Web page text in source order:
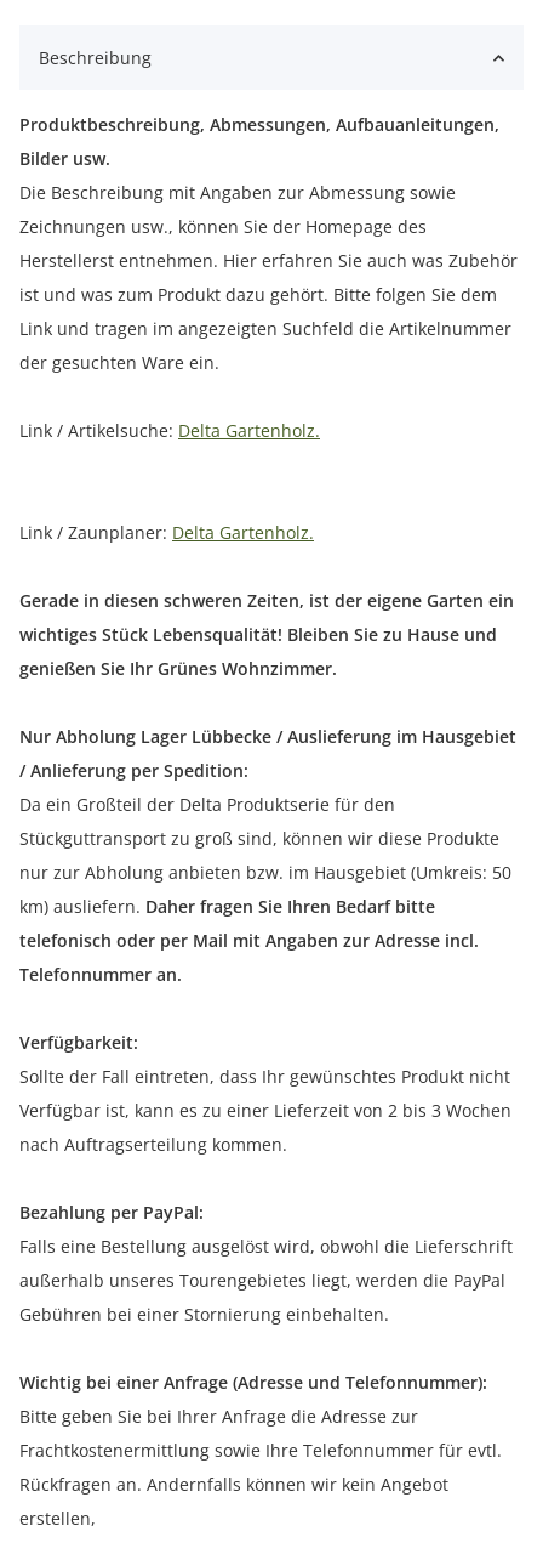
Beschreibung
Produktbeschreibung, Abmessungen, Aufbauanleitungen,
Bilder usw.
Die Beschreibung mit Angaben zur Abmessung sowie
Zeichnungen usw., können Sie der Homepage des
Herstellerst entnehmen. Hier erfahren Sie auch was Zubehör
ist und was zum Produkt dazu gehört. Bitte folgen Sie dem
Link und tragen im angezeigten Suchfeld die Artikelnummer
der gesuchten Ware ein.
Link / Artikelsuche: Delta Gartenholz.
Link / Zaunplaner: Delta Gartenholz.
Gerade in diesen schweren Zeiten, ist der eigene Garten ein
wichtiges Stück Lebensqualität! Bleiben Sie zu Hause und
genießen Sie Ihr Grünes Wohnzimmer.
Nur Abholung Lager Lübbecke / Auslieferung im Hausgebiet
/ Anlieferung per Spedition:
Da ein Großteil der Delta Produktserie für den
Stückguttransport zu groß sind, können wir diese Produkte
nur zur Abholung anbieten bzw. im Hausgebiet (Umkreis: 50
km) ausliefern. Daher fragen Sie Ihren Bedarf bitte
telefonisch oder per Mail mit Angaben zur Adresse incl.
Telefonnummer an.
Verfügbarkeit:
Sollte der Fall eintreten, dass Ihr gewünschtes Produkt nicht
Verfügbar ist, kann es zu einer Lieferzeit von 2 bis 3 Wochen
nach Auftragserteilung kommen.
Bezahlung per PayPal:
Falls eine Bestellung ausgelöst wird, obwohl die Lieferschrift
außerhalb unseres Tourengebietes liegt, werden die PayPal
Gebühren bei einer Stornierung einbehalten.
Wichtig bei einer Anfrage (Adresse und Telefonnummer):
Bitte geben Sie bei Ihrer Anfrage die Adresse zur
Frachtkostenermittlung sowie Ihre Telefonnummer für evtl.
Rückfragen an. Andernfalls können wir kein Angebot
erstellen,